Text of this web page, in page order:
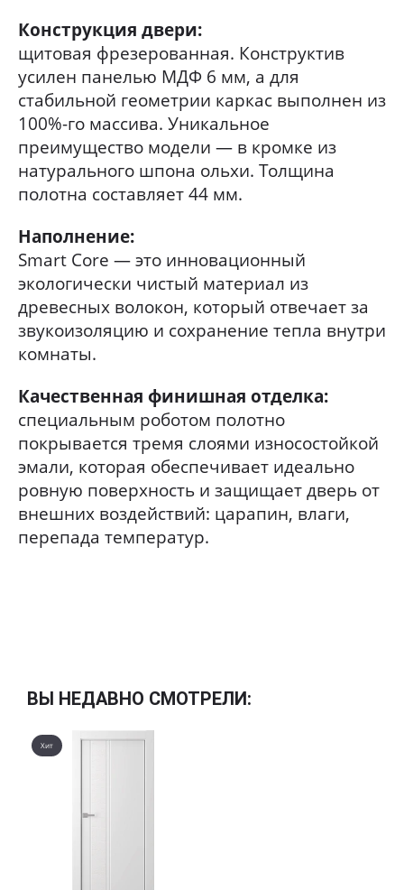
Конструкция двери:
щитовая фрезерованная. Конструктив
усилен панелью МДФ 6 мм, а для
стабильной геометрии каркас выполнен из
100%-го массива. Уникальное
преимущество модели — в кромке из
натурального шпона ольхи. Толщина
полотна составляет 44 мм.
Наполнение:
Smart Core — это инновационный
экологически чистый материал из
древесных волокон, который отвечает за
звукоизоляцию и сохранение тепла внутри
комнаты.
Качественная финишная отделка:
специальным роботом полотно
покрывается тремя слоями износостойкой
эмали, которая обеспечивает идеально
ровную поверхность и защищает дверь от
внешних воздействий: царапин, влаги,
перепада температур.
ВЫ НЕДАВНО СМОТРЕЛИ:
Хит